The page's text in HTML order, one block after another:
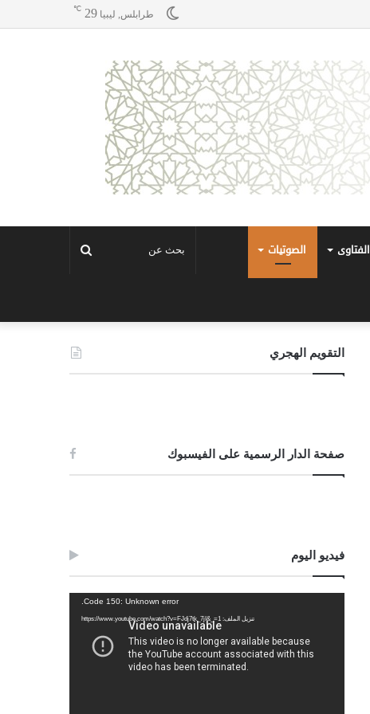
طرابلس, ليبيا 29
℃
الفتاوى الصوتيات
التقويم الهجري
صفحة الدار الرسمية على الفيسبوك
فيديو اليوم
Code 150: Unknown error.
تنزيل الملف: https://www.youtube.com/watch?v=FJdj7tk_7jI&_=1